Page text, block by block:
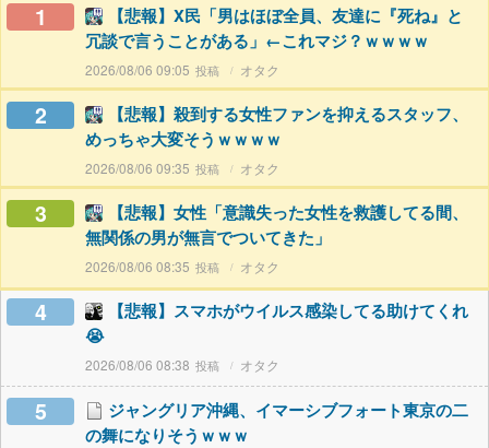
1
【悲報】X民「男はほぼ全員、友達に『死ね』と
冗談で言うことがある」←これマジ？ｗｗｗｗ
2026/08/06 09:05 オタク
2
【悲報】殺到する女性ファンを抑えるスタッフ、
めっちゃ大変そうｗｗｗｗ
2026/08/06 09:35 オタク
3
【悲報】女性「意識失った女性を救護してる間、
無関係の男が無言でついてきた」
2026/08/06 08:35 オタク
4
【悲報】スマホがウイルス感染してる助けてくれ
😭
2026/08/06 08:38 オタク
5
ジャングリア沖縄、イマーシブフォート東京の二
の舞になりそうｗｗｗ